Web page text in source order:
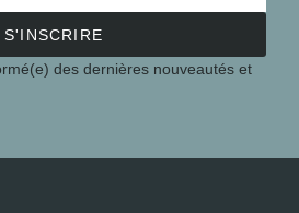
S'INSCRIRE
des dernières nouveautés et